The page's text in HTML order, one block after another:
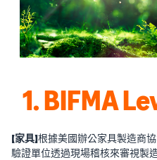
1. BIFMA
【家具】根據美國辦公家具製造商
驗證單位透過現場稽核來審視製